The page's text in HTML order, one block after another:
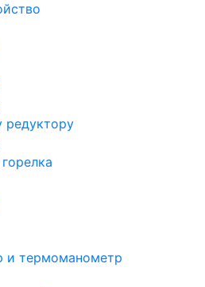
редуктору
и термоманометр